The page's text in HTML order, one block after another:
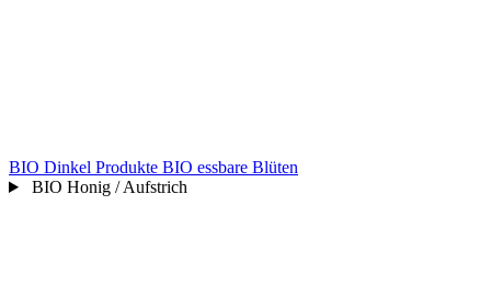
BIO Dinkel Produkte BIO essbare Blüten
BIO Honig / Aufstrich